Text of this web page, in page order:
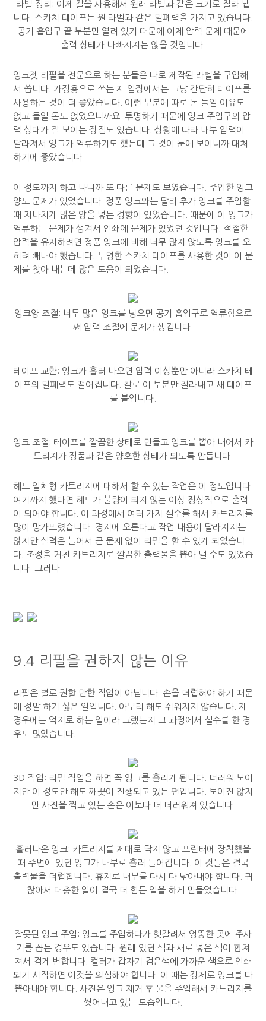
라벨 정리: 이제 칼을 사용해서 원래 라벨과 같은 크기로 잘라 냅
니다. 스카치 테이프는 원 라벨과 같은 밀폐력을 가지고 있습니다.
공기 흡입구 끝 부분만 열려 있기 때문에 이제 압력 문제 때문에
출력 상태가 나빠지지는 않을 것입니다.
잉크젯 리필을 전문으로 하는 분들은 따로 제작된 라벨을 구입해
서 씁니다. 가정용으로 쓰는 제 입장에서는 그냥 간단히 테이프를
사용하는 것이 더 좋았습니다. 이런 부분에 따로 돈 들일 이유도
없고 들일 돈도 없었으니까요. 투명하기 때문에 잉크 주입구의 압
력 상태가 잘 보이는 장점도 있습니다. 상황에 따라 내부 압력이
달라져서 잉크가 역류하기도 했는데 그 것이 눈에 보이니까 대처
하기에 좋았습니다.
이 정도까지 하고 나니까 또 다른 문제도 보였습니다. 주입한 잉크
양도 문제가 있었습니다. 정품 잉크와는 달리 추가 잉크를 주입할
때 지나치게 많은 양을 넣는 경향이 있었습니다. 때문에 이 잉크가
역류하는 문제가 생겨서 인쇄에 문제가 있었던 것입니다. 적절한
압력을 유지하려면 정품 잉크에 비해 너무 많지 않도록 잉크를 오
히려 빼내야 했습니다. 투명한 스카치 테이프를 사용한 것이 이 문
제를 찾아 내는데 많은 도움이 되었습니다.
잉크양 조절: 너무 많은 잉크를 넝으면 공기 흡입구로 역류함으로
써 압력 조절에 문제가 생깁니다.
테이프 교환: 잉크가 흘러 나오면 압력 이상뿐만 아니라 스카치 테
이프의 밀폐력도 떨어집니다. 칼로 이 부분만 잘라내고 새 테이프
를 붙입니다.
잉크 조절: 테이프를 깔끔한 상태로 만들고 잉크를 뽑아 내어서 카
트리지가 정품과 같은 양호한 상태가 되도록 만듭니다.
헤드 일체형 카트리지에 대해서 할 수 있는 작업은 이 정도입니다.
여기까지 했다면 헤드가 불량이 되지 않는 이상 정상적으로 출력
이 되어야 합니다. 이 과정에서 여러 가지 실수를 해서 카트리지를
많이 망가뜨렸습니다. 경지에 오른다고 작업 내용이 달라지지는
않지만 실력은 늘어서 큰 문제 없이 리필을 할 수 있게 되었습니
다. 조정을 거친 카트리지로 깔끔한 출력물을 뽑아 낼 수도 있었습
니다. 그러나……
9.4 리필을 권하지 않는 이유
리필은 별로 권할 만한 작업이 아닙니다. 손을 더럽혀야 하기 때문
에 정말 하기 싫은 일입니다. 아무리 해도 쉬워지지 않습니다. 제
경우에는 억지로 하는 일이라 그랬는지 그 과정에서 실수를 한 경
우도 많았습니다.
3D 작업: 리필 작업을 하면 꼭 잉크를 흘리게 됩니다. 더러워 보이
지만 이 정도만 해도 깨끗이 진행되고 있는 편입니다. 보이진 않지
만 사진을 찍고 있는 손은 이보다 더 더러워져 있습니다.
흘러나온 잉크: 카트리지를 제대로 닦지 않고 프린터에 장착했을
때 주변에 있던 잉크가 내부로 흘러 들어갑니다. 이 것들은 결국
출력물을 더럽힙니다. 휴지로 내부를 다시 다 닦아내야 합니다. 귀
찮아서 대충한 일이 결국 더 힘든 일을 하게 만들었습니다.
잘못된 잉크 주입: 잉크를 주입하다가 헷갈려서 엉뚱한 곳에 주사
기를 꼽는 경우도 있습니다. 원래 있던 색과 새로 넣은 색이 합쳐
져서 검게 변합니다. 컬러가 갑자기 검은색에 가까운 색으로 인쇄
되기 시작하면 이것을 의심해야 합니다. 이 때는 강제로 잉크를 다
뽑아내야 합니다. 사진은 잉크 제거 후 물을 주입해서 카트리지를
씻어내고 있는 모습입니다.